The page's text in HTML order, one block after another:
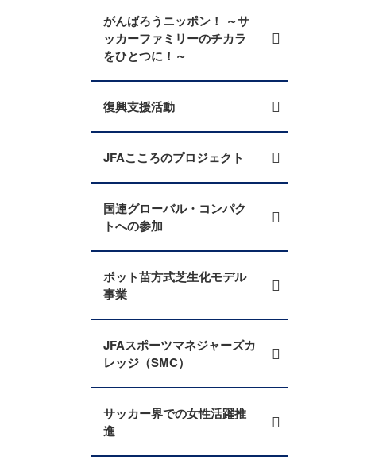
がんばろうニッポン！ ～サ
ッカーファミリーのチカラ
をひとつに！～
復興支援活動
JFAこころのプロジェクト
国連グローバル・コンパク
トへの参加
ポット苗方式芝生化モデル
事業
JFAスポーツマネジャーズカ
レッジ（SMC）
サッカー界での女性活躍推
進